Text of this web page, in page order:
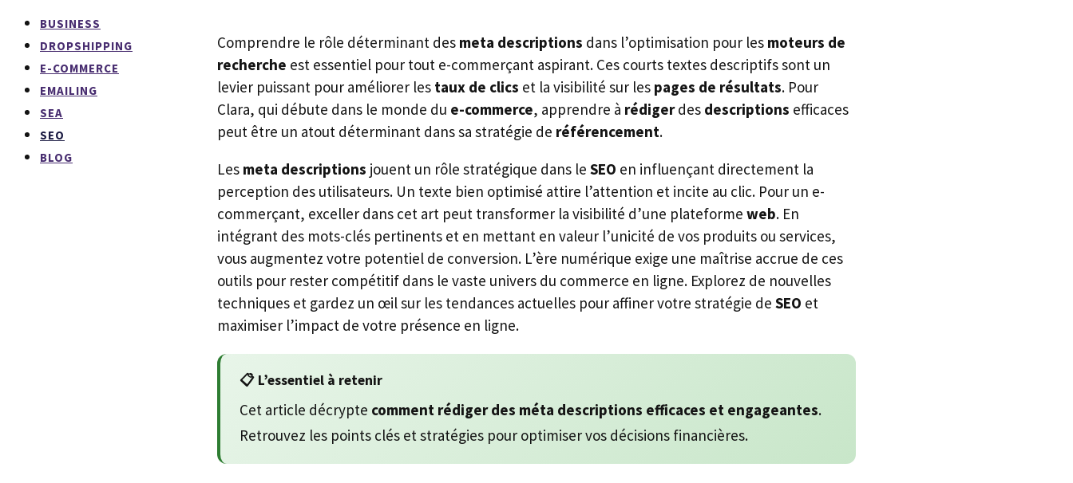
BUSINESS
DROPSHIPPING
E-COMMERCE
EMAILING
SEA
SEO
BLOG
Comprendre le rôle déterminant des meta descriptions dans l’optimisation pour les moteurs de
recherche est essentiel pour tout e-commerçant aspirant. Ces courts textes descriptifs sont un
levier puissant pour améliorer les taux de clics et la visibilité sur les pages de résultats. Pour
Clara, qui débute dans le monde du e-commerce, apprendre à rédigerdes descriptions efficaces
peut être un atout déterminant dans sa stratégie de référencement.
Les meta descriptions jouent un rôle stratégique dans le SEO en influençant directement la
perception des utilisateurs. Un texte bien optimisé attire l’attention et incite au clic. Pour un e-
commerçant, exceller dans cet art peut transformer la visibilité d’une plateforme web. En
intégrant des mots-clés pertinents et en mettant en valeur l’unicité de vos produits ou services,
vous augmentez votre potentiel de conversion. L’ère numérique exige une maîtrise accrue de ces
outils pour rester compétitif dans le vaste univers du commerce en ligne. Explorez de nouvelles
techniques et gardez un œil sur les tendances actuelles pour affiner votre stratégie de SEO et
maximiser l’impact de votre présence en ligne.
📋 L’essentiel à retenir
Cet article décrypte comment rédiger des méta descriptions efficaces et engageantes.
Retrouvez les points clés et stratégies pour optimiser vos décisions financières.